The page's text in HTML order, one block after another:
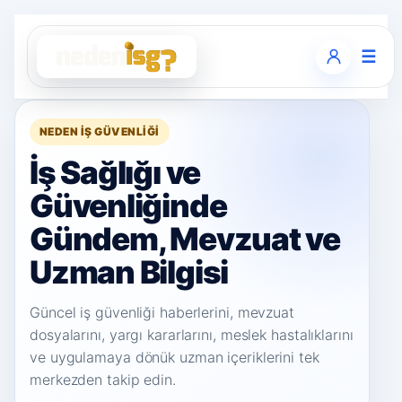
☰
NEDEN İŞ GÜVENLIĞI
İş Sağlığı ve
Güvenliğinde
Gündem, Mevzuat ve
Uzman Bilgisi
Güncel iş güvenliği haberlerini, mevzuat
dosyalarını, yargı kararlarını, meslek hastalıklarını
ve uygulamaya dönük uzman içeriklerini tek
merkezden takip edin.